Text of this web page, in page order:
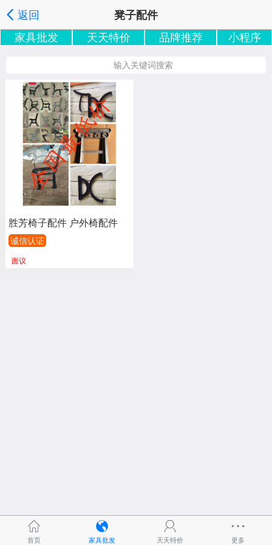
返回 凳子配件
家具批发搜索|按分类浏览|按地区浏览', '取消');">
家具批发 天天特价 品牌推荐 小程序
输入关键词搜索
胜芳椅子配件 户外椅配件
铸铁配件 铸铝配件 铸铁架
铸铝架 铸造加工 铸造零件
诚信认证
面议
回胜芳在线
首页 家具批发 天天特价 更多